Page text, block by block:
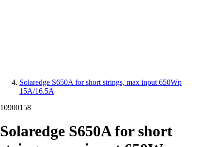
Solaredge S650A for short strings, max input 650Wp
15A/16.5A
10900158
Solaredge S650A for short